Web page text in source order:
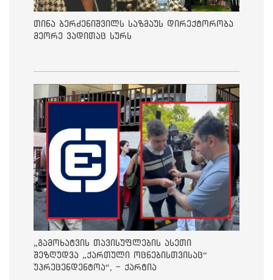
თინა ბერძენიშვილს საზმაუს დირექტორობა
მეორე ვადითაც სურს
„გამოხატვის თავისუფლების ასეთი
შეზღუდვა „ქართული ოცნებისთვისაც“
უპრეცენდენტოა“, - ქარტია